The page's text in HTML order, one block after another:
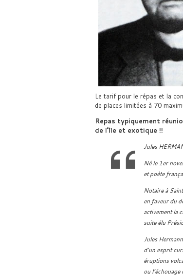
Le tarif pour le répas et la
de places limitées à 70
Repas typiquement
de l’île et exotique !!
Jules
Né le 1er
et poète
Notaire à
en faveur du
activement la
suite élu
Jules
d’un esprit
éruptions
ou